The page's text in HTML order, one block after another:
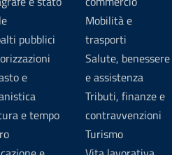
pubblici
e
e tempo
Mobilità e
trasporti
Salute, benessere
e assistenza
Tributi, finanze e
contravvenzioni
Turismo